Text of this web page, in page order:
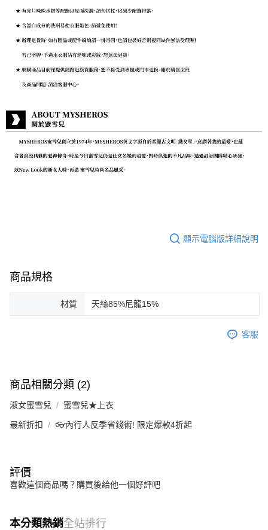
顯示電腦版詳細說明
商品規格
材質 天絲85%尼龍15%
客服
商品相關分類 (2)
淑女蜜雪兒 蜜雪兒★上衣
最新折扣 👓內行人反季省錢術! 限定爆款4折起
評價
喜歡這個商品嗎？購買後給他一個好評吧
本分類熱銷全站排行